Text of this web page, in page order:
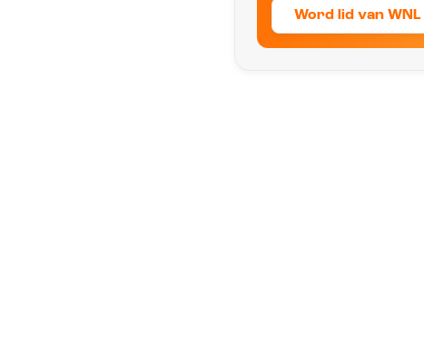
Word lid van WNL